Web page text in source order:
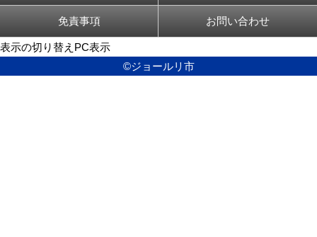
免責事項 お問い合わせ
表示の切り替え PC表示
©ジョールリ市